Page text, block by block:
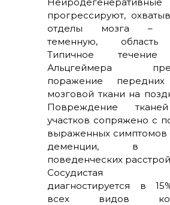
прогрессируют,
отделы мозга –
теменную, область
Типичное течение
Альцгеймера
поражение передних
мозговой ткани на
Повреждение
участков сопряжено с
выраженных симптомов
деменции, в
поведенческих
Сосудистая
диагностируется в
всех видов